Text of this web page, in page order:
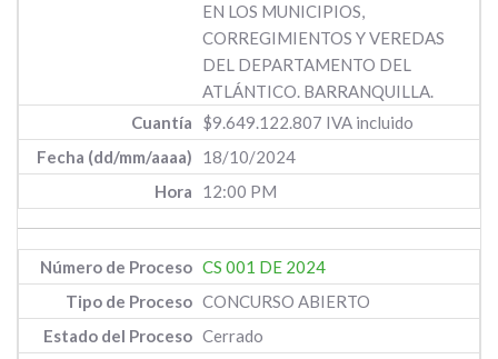
EN LOS MUNICIPIOS,
CORREGIMIENTOS Y VEREDAS
DEL DEPARTAMENTO DEL
ATLÁNTICO. BARRANQUILLA.
$9.649.122.807 IVA incluido
18/10/2024
12:00 PM
CS 001 DE 2024
CONCURSO ABIERTO
Cerrado